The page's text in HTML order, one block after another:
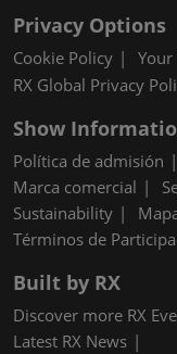
Privacy Options
Cookie Policy
Your
RX Global Privacy
Show
Política de admisión
Marca comercial
Sustainability
Términos de
Built by RX
Discover more RX
Latest RX News